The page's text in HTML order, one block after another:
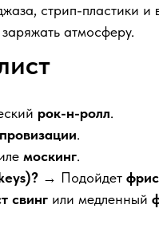
стрип-пластики и
атмосферу.
рок-н-ролл.
.
москинг.
→ Подойдет
свинг или медленный